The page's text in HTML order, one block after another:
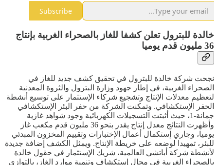
Subscribe
خالدة للبترول تعلن كشفا للغاز بالصحراء الغربية بإنتاج
36 مليون قدم يوميا
نجحت شركة خالدة للبترول في تحقيق كشف جديد للغاز في
الصحراء الغربية، في إطار جهود وزارة البترول والثروة المعدنية
لتعظيم معدلات الإنتاج وتشجيع شركاء الإستثمار على توسيع أنشطة
الحفر الإستكشافي. وتمكنت الشركة من حفر البئر الإستكشافي
جمانة-1، حيث أثبتت التسجيلات الكهربائية وجود شواهد غازية
وأظهرت النتائج معدل إنتاج يقدر بنحو 36 مليون قدم مكعب غاز
يوميا، وجاري إستكمال أعمال الإختبارات وتقييم المخزون المبدئي
للبئر، تمهيدا لوضعه على خريطة الإنتاج. ويمثل الكشف إضافة جديدة
لأنشطة شركة أباتشي العالمية، شريك الإستثمار في حقول خالدة
بالصحراء الغربية في مجال إستكشاف وتنمية موارد الغاز، بالتوازي